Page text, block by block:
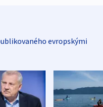
evropskými